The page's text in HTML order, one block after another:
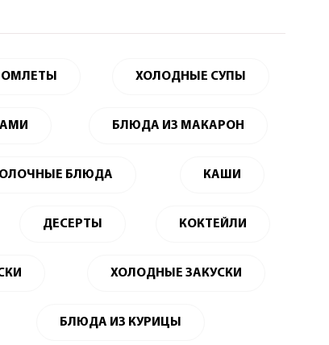
ОМЛЕТЫ ХОЛОДНЫЕ СУПЫ
БЛЮДА ИЗ МАКАРОН
БЛЮДА КАШИ
ДЕСЕРТЫ КОКТЕЙЛИ
ХОЛОДНЫЕ ЗАКУСКИ
БЛЮДА ИЗ КУРИЦЫ